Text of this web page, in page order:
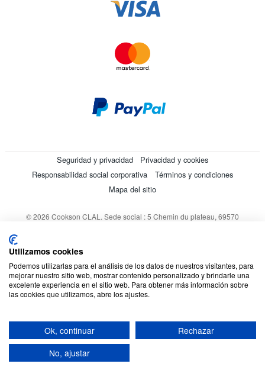
Seguridad y privacidad
Privacidad y cookies
Responsabilidad social corporativa
Términos y condiciones
Mapa del sitio
© 2026 Cookson CLAL. Sede social : 5 Chemin du plateau, 69570
Utilizamos cookies
Podemos utilizarlas para el análisis de los datos de nuestros visitantes, para
mejorar nuestro sitio web, mostrar contenido personalizado y brindarle una
excelente experiencia en el sitio web. Para obtener más información sobre
las cookies que utilizamos, abre los ajustes.
Ok, continuar
Rechazar
No, ajustar